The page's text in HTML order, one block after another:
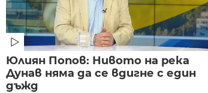
Юлиян Попов: Нивото на река
Дунав няма да се вдигне с един
дъжд